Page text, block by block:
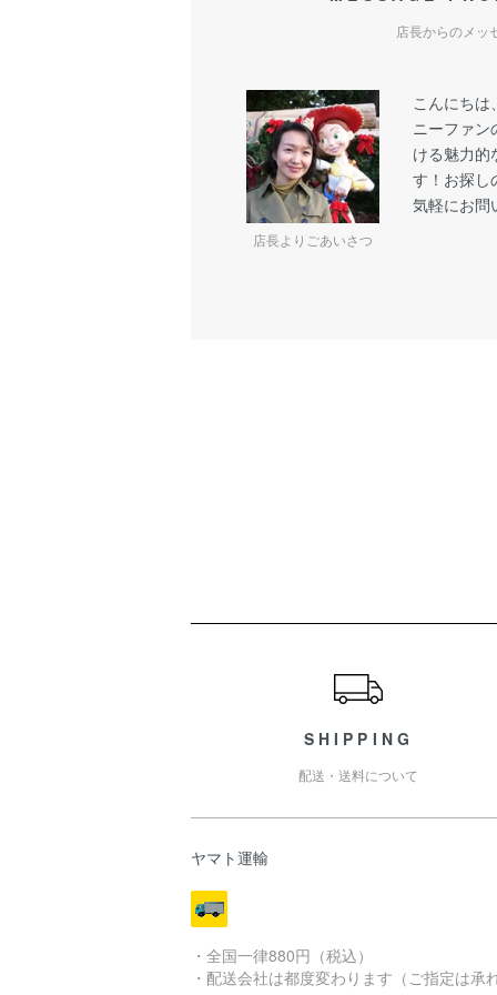
店長からのメッ
店長よりごあいさつ
こんにち
ニーファ
ける魅力的
す！お探し
気軽にお問
SHIPPING
配送・送料について
ヤマト運輸
・全国一律880円（税込）
・配送会社は都度変わります（ご指定は承